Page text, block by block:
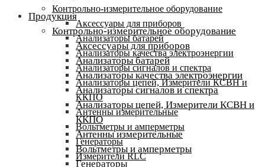
Контрольно-измерительное оборудование
Аксессуары для приборов
Анализаторы батарей
Анализаторы качества электроэнергии
Анализаторы сигналов и спектра
Анализаторы цепей, Измерители КСВН и
ККПО
Антенны измерительные
Вольтметры и амперметры
Генераторы
Измерители RLC
Продукция
Контрольно-измерительное оборудование
Аксессуары для приборов
Анализаторы батарей
Анализаторы качества электроэнергии
Анализаторы сигналов и спектра
Анализаторы цепей, Измерители КСВН и
ККПО
Антенны измерительные
Вольтметры и амперметры
Генераторы